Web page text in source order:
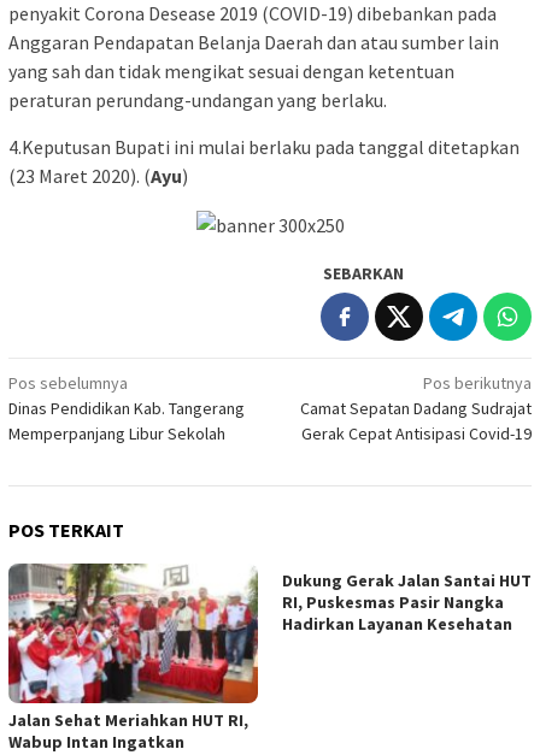
penyakit Corona Desease 2019 (COVID-19) dibebankan pada
Anggaran Pendapatan Belanja Daerah dan atau sumber lain
yang sah dan tidak mengikat sesuai dengan ketentuan
peraturan perundang-undangan yang berlaku.
4.Keputusan Bupati ini mulai berlaku pada tanggal ditetapkan
(23 Maret 2020). (Ayu)
SEBARKAN
Navigasi
pos
Pos sebelumnya
Dinas Pendidikan Kab. Tangerang
Memperpanjang Libur Sekolah
Pos berikutnya
Camat Sepatan Dadang Sudrajat
Gerak Cepat Antisipasi Covid-19
POS TERKAIT
Jalan Sehat Meriahkan HUT RI,
Wabup Intan Ingatkan
Dukung Gerak Jalan Santai HUT
RI, Puskesmas Pasir Nangka
Hadirkan Layanan Kesehatan